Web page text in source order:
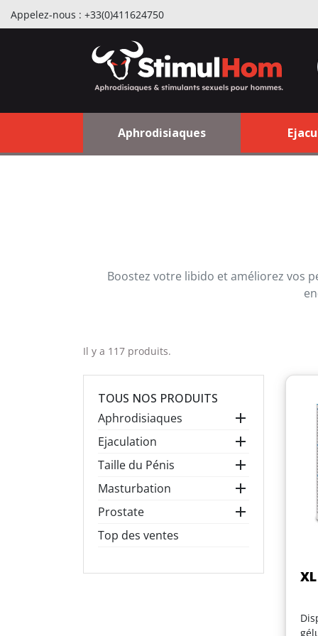
Appelez-nous : +33(0)411624750
Aphrodisiaques
Boostez votre libido et améliorez vos
Il y a 117 produits.
TOUS NOS PRODUITS
Aphrodisiaques

Ejaculation 
Taille du Pénis 
Masturbation 
Prostate 
Top des ventes